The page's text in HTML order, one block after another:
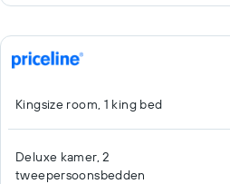
Kingsize room, 1 king bed
Deluxe kamer, 2
tweepersoonsbedden